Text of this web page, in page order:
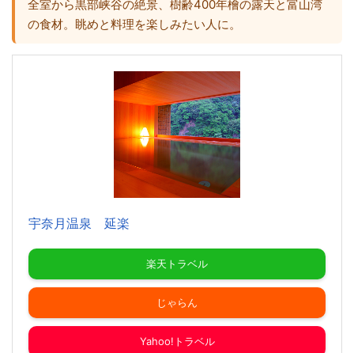
全室から黒部峡谷の絶景、樹齢400年檜の露天と富山湾
の食材。眺めと料理を楽しみたい人に。
宇奈月温泉 延楽
楽天トラベル
じゃらん
Yahoo!トラベル